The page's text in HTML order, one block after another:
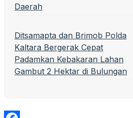
Daerah
Ditsamapta dan Brimob Polda
Kaltara Bergerak Cepat
Padamkan Kebakaran Lahan
Gambut 2 Hektar di Bulungan